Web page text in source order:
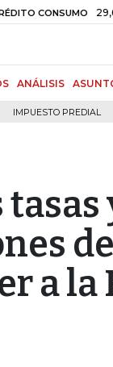
CONSUMO 29,66%
ANÁLISIS
IMPUESTO PREDIAL
a la